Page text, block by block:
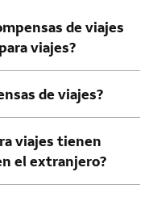
de viajes
viajes?
de viajes?
viajes tienen
el extranjero?